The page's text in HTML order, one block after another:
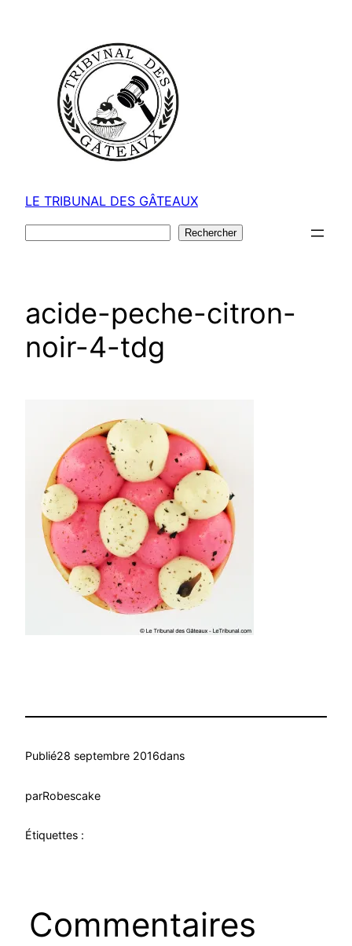
LE TRIBUNAL DES GÂTEAUX
Rechercher
acide-peche-citron-
noir-4-tdg
Publié28 septembre 2016dans
parRobescake
Étiquettes :
Commentaires